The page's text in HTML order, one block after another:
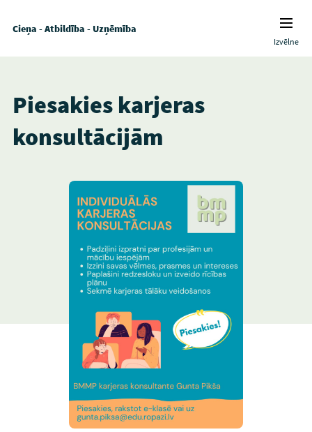
Cieņa - Atbildība - Uzņēmība
Izvēlne
Piesakies karjeras
konsultācijām